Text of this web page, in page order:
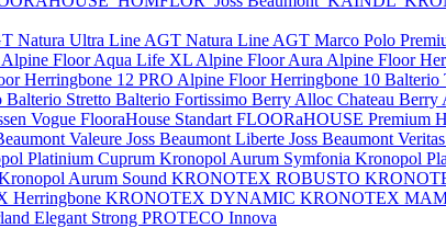
Natura Ultra Line AGT Natura Line AGT Marco Polo
Alpine Floor Aqua Life XL Alpine Floor Aura Alpine Floor
Herringbone 12 PRO Alpine Floor Herringbone 10 Balterio
Balterio Stretto Balterio Fortissimo Berry Alloc Chateau Berry
Vogue FlooraHouse Standart FLOORaHOUSE Premium
Valeure Joss Beaumont Liberte Joss Beaumont Veritas
Platinium Cuprum Kronopol Aurum Symfonia Kronopol
Aurum Sound KRONOTEX ROBUSTO
Herringbone KRONOTEX DYNAMIC KRONOTEX
Elegant Strong PROTECO Innova